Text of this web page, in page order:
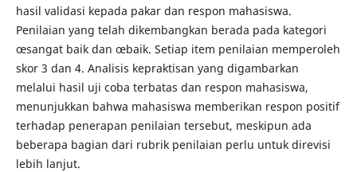
hasil validasi kepada pakar dan respon mahasiswa.
Penilaian yang telah dikembangkan berada pada kategori
œsangat baik dan œbaik. Setiap item penilaian memperoleh
skor 3 dan 4. Analisis kepraktisan yang digambarkan
melalui hasil uji coba terbatas dan respon mahasiswa,
menunjukkan bahwa mahasiswa memberikan respon positif
terhadap penerapan penilaian tersebut, meskipun ada
beberapa bagian dari rubrik penilaian perlu untuk direvisi
lebih lanjut.